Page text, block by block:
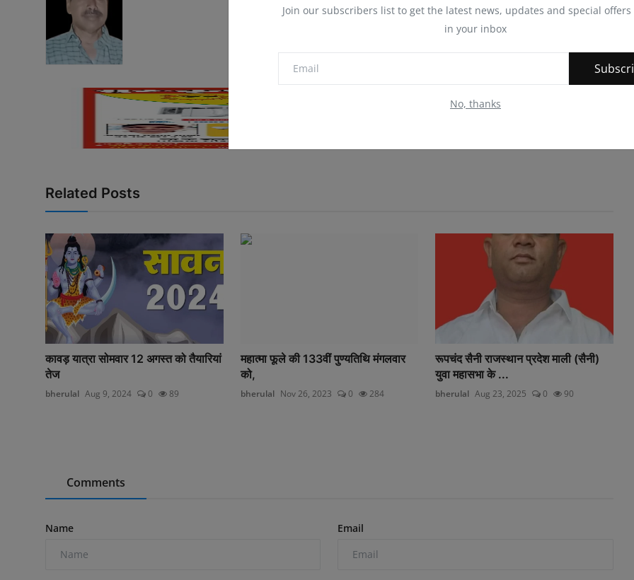
Join our subscribers list to get the latest news, updates and special
in your inbox
No, thanks
Related Posts
कावड़ यात्रा सोमवार 12 अगस्त को तैयारियां
तेज
bherulal Aug 9, 2024 0 89
महात्मा फूले की 133वीं पुण्यतिथि मंगलवार
को,
bherulal Nov 26, 2023 0 284
रूपचंद सैनी राजस्थान प्रदेश माली (सैनी)
युवा महासभा के ...
bherulal Aug 23, 2025 0 90
Comments
Name Email